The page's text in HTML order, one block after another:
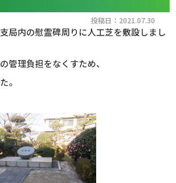
投稿日：2021.07.30
局内の慰霊碑周りに人工芝を敷設しまし
管理負担をなくすため、
。